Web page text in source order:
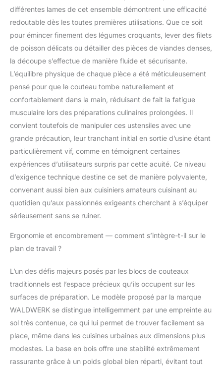
vous remboursons
jours, sans conditions.
différentes lames de cet ensemble démontrent une efficacité
redoutable dès les toutes premières utilisations. Que ce soit
pour émincer finement des légumes croquants, lever des filets
de poisson délicats ou détailler des pièces de viandes denses,
la découpe s’effectue de manière fluide et sécurisante.
L’équilibre physique de chaque pièce a été méticuleusement
pensé pour que le couteau tombe naturellement et
confortablement dans la main, réduisant de fait la fatigue
musculaire lors des préparations culinaires prolongées. Il
convient toutefois de manipuler ces ustensiles avec une
grande précaution, leur tranchant initial en sortie d’usine étant
particulièrement vif, comme en témoignent certaines
expériences d’utilisateurs surpris par cette acuité. Ce niveau
d’exigence technique destine ce set de manière polyvalente,
convenant aussi bien aux cuisiniers amateurs cuisinant au
quotidien qu’aux passionnés exigeants cherchant à s’équiper
sérieusement sans se ruiner.
Ergonomie et encombrement — comment s’intègre-t-il sur le
plan de travail ?
L’un des défis majeurs posés par les blocs de couteaux
traditionnels est l’espace précieux qu’ils occupent sur les
surfaces de préparation. Le modèle proposé par la marque
WALDWERK se distingue intelligemment par une empreinte au
sol très contenue, ce qui lui permet de trouver facilement sa
place, même dans les cuisines urbaines aux dimensions plus
modestes. La base en bois offre une stabilité extrêmement
rassurante grâce à un poids global bien réparti, évitant tout